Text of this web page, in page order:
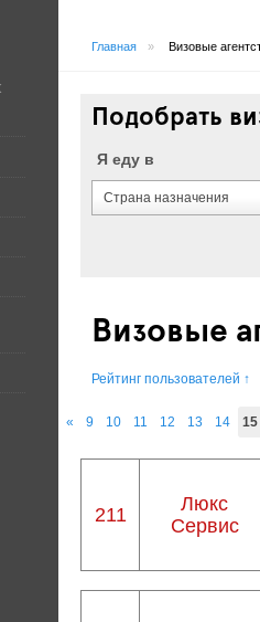
Главная » Визовые
Подобрать
Я еду в
Страна назначения
Визовые
Рейтинг пользователей ↑
« 9 10 11 12 13 14 15
211
Люкс
Сервис